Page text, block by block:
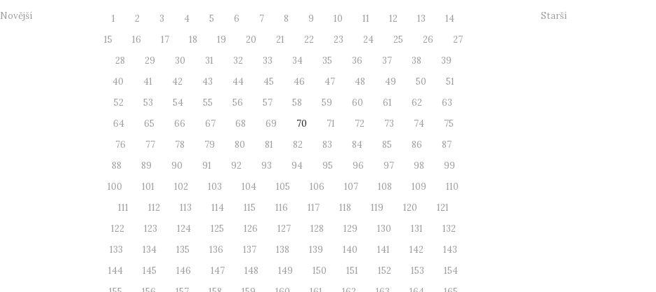
Novější 1 2 3 4 5 6 7 8 9 10 11 12 13
14
15
16 17 18 19 20 21 22 23 24 25 26
27
28
29 30 31 32 33 34 35 36 37 38
39
40
41 42 43 44 45 46 47 48 49 50
51
52
53 54 55 56 57 58 59 60 61 62
63
64
65 66 67 68 69 70 71 72 73 74
75
76
77 78 79 80 81 82 83 84 85 86
87
88
89 90 91 92 93 94 95 96 97 98
99
100
101 102 103 104 105 106 107 108 109
110
111
112 113 114 115 116 117 118 119 120
121
122
123 124 125 126 127 128 129 130 131
132
133
134 135 136 137 138 139 140 141 142
143
144
145 146 147 148 149 150 151 152 153
154
Starší